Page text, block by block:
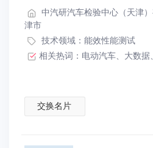
中汽研汽车检验中心（天津
津市
技术领域： 能效性能测试
相关热词： 电动汽车、 大数据、
交换名片